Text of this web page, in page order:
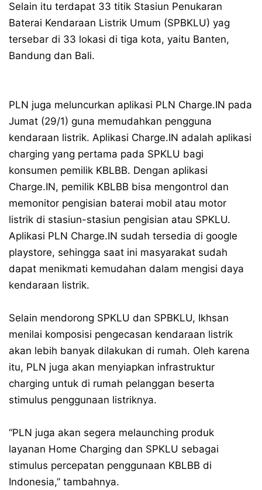
Selain itu terdapat 33 titik Stasiun Penukaran
Baterai Kendaraan Listrik Umum (SPBKLU) yag
tersebar di 33 lokasi di tiga kota, yaitu Banten,
Bandung dan Bali.
PLN juga meluncurkan aplikasi PLN Charge.IN pada
Jumat (29/1) guna memudahkan pengguna
kendaraan listrik. Aplikasi Charge.IN adalah aplikasi
charging yang pertama pada SPKLU bagi
konsumen pemilik KBLBB. Dengan aplikasi
Charge.IN, pemilik KBLBB bisa mengontrol dan
memonitor pengisian baterai mobil atau motor
listrik di stasiun-stasiun pengisian atau SPKLU.
Aplikasi PLN Charge.IN sudah tersedia di google
playstore, sehingga saat ini masyarakat sudah
dapat menikmati kemudahan dalam mengisi daya
kendaraan listrik.
Selain mendorong SPKLU dan SPBKLU, Ikhsan
menilai komposisi pengecasan kendaraan listrik
akan lebih banyak dilakukan di rumah. Oleh karena
itu, PLN juga akan menyiapkan infrastruktur
charging untuk di rumah pelanggan beserta
stimulus penggunaan listriknya.
“PLN juga akan segera melaunching produk
layanan Home Charging dan SPKLU sebagai
stimulus percepatan penggunaan KBLBB di
Indonesia,” tambahnya.